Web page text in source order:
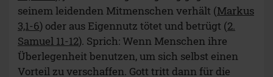
seinem leidenden Mitmenschen verhält (Markus
3,1-6) oder aus Eigennutz tötet und betrügt (2.
Samuel 11-12). Sprich: Wenn Menschen ihre
Überlegenheit benutzen, um sich selbst einen
Vorteil zu verschaffen. Gott tritt dann für die